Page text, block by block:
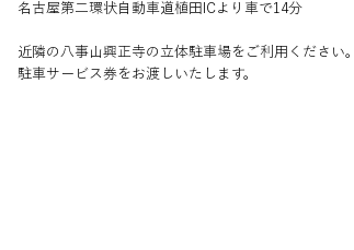
名古屋第二環状自動車道植田ICより車で14分
近隣の八事山興正寺の立体駐車場をご利用ください。
駐車サービス券をお渡しいたします。